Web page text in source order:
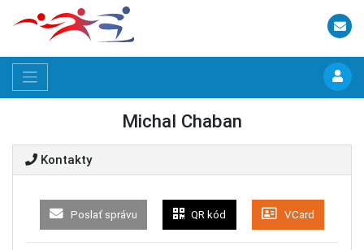
Michal Chaban
Kontakty
Poslať správu QR kód VCard